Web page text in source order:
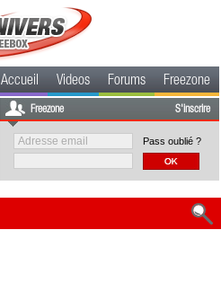
Accueil Videos Forums Freezone
Freezone S'inscrire
Pass oublié ?